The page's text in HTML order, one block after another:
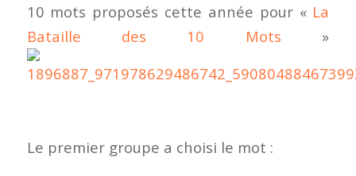
10 mots proposés cette année pour « La
Bataille des 10 Mots »
Le premier groupe a choisi le mot :